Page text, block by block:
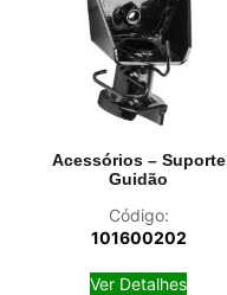
Acessórios – Suporte
Guidão
Código:
101600202
Ver Detalhes